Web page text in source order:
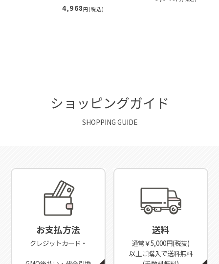
4,968円(税込)
ショッピングガイド
SHOPPING GUIDE
お支払方法
クレジットカード・
送料
通常￥5,000円(税抜)
以上ご購入で送料無料